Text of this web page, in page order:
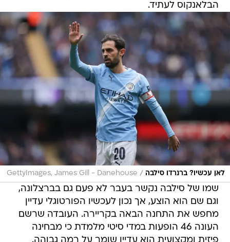
הבלאנקוס לעתיד.
לאן עכשיו? ברנרדו סילבה /
GettyImages, James Gill - Danehouse
שמו של סילבה נקשר בעבר לא פעם גם בברצלונה,
וגם שם הוא הוצע, אך נכון לעכשיו הפורטוגלי עדיין
מחפש את התחנה הבאה בקריירה. העובדה שרשם
העונה 46 הופעות במדי סיטי מלמדת כי מבחינה